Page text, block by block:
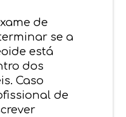
de
se a
está
dos
Caso
de